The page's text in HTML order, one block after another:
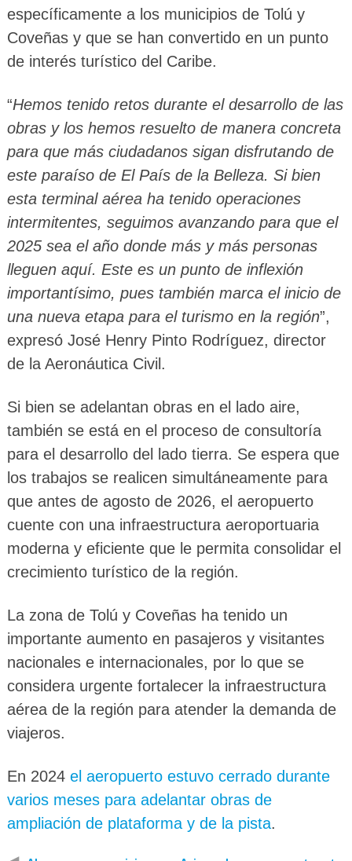
específicamente a los municipios de Tolú y
Coveñas y que se han convertido en un punto
de interés turístico del Caribe.
“Hemos tenido retos durante el desarrollo de las
obras y los hemos resuelto de manera concreta
para que más ciudadanos sigan disfrutando de
este paraíso de El País de la Belleza. Si bien
esta terminal aérea ha tenido operaciones
intermitentes, seguimos avanzando para que el
2025 sea el año donde más y más personas
lleguen aquí. Este es un punto de inflexión
importantísimo, pues también marca el inicio de
una nueva etapa para el turismo en la región”,
expresó José Henry Pinto Rodríguez, director
de la Aeronáutica Civil.
Si bien se adelantan obras en el lado aire,
también se está en el proceso de consultoría
para el desarrollo del lado tierra. Se espera que
los trabajos se realicen simultáneamente para
que antes de agosto de 2026, el aeropuerto
cuente con una infraestructura aeroportuaria
moderna y eficiente que le permita consolidar el
crecimiento turístico de la región.
La zona de Tolú y Coveñas ha tenido un
importante aumento en pasajeros y visitantes
nacionales e internacionales, por lo que se
considera urgente fortalecer la infraestructura
aérea de la región para atender la demanda de
viajeros.
En 2024 el aeropuerto estuvo cerrado durante
varios meses para adelantar obras de
ampliación de plataforma y de la pista.